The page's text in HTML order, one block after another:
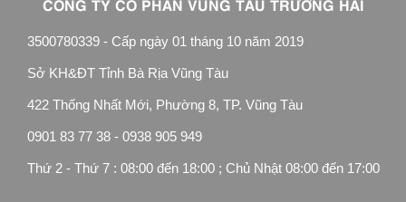
3500780339 - Cấp ngày 01 tháng 10 năm 2019
Sở KH&ĐT Tỉnh Bà Rịa Vũng Tàu
422 Thống Nhất Mới, Phường 8, TP. Vũng Tàu
0901 83 77 38 - 0938 905 949
Thứ 2 - Thứ 7 : 08:00 đến 18:00 ; Chủ Nhật 08:00 đến 17:00